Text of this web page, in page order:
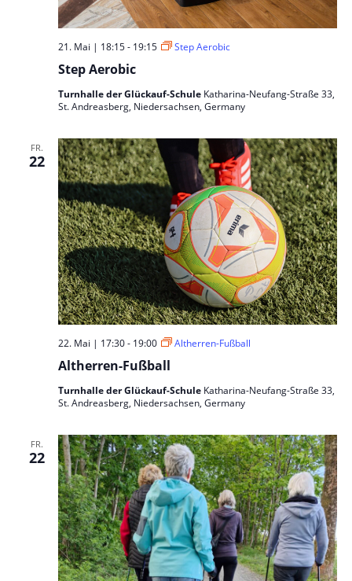
Step Aerobic
21. Mai | 18:15- 19:15 Step Aerobic
Turnhalle der Glückauf-Schule Katharina-Neufang-Straße 33,
St. Andreasberg, Niedersachsen, Germany
FR.
22
Altherren-Fußball
22. Mai | 17:30- 19:00 Altherren-Fußball
Turnhalle der Glückauf-Schule Katharina-Neufang-Straße 33,
St. Andreasberg, Niedersachsen, Germany
FR.
22